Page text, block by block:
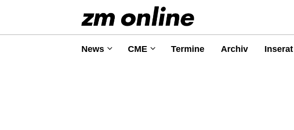
News CME Termine Archiv Inserat